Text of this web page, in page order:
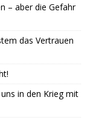
– aber die Gefahr
das Vertrauen
in den Krieg mit